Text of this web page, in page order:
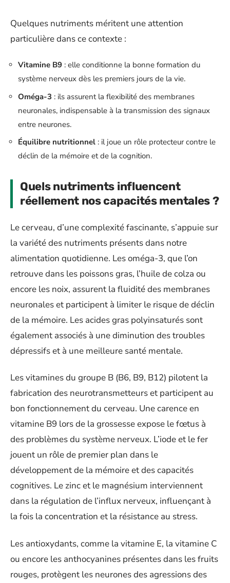
Quelques nutriments méritent une attention
particulière dans ce contexte :
Vitamine B9 : elle conditionne la bonne formation du
système nerveux dès les premiers jours de la vie.
Oméga-3 : ils assurent la flexibilité des membranes
neuronales, indispensable à la transmission des signaux
entre neurones.
Équilibre nutritionnel : il joue un rôle protecteur contre le
déclin de la mémoire et de la cognition.
Quels nutriments influencent
réellement nos capacités mentales ?
Le cerveau, d’une complexité fascinante, s’appuie sur
la variété des nutriments présents dans notre
alimentation quotidienne. Les oméga-3, que l’on
retrouve dans les poissons gras, l’huile de colza ou
encore les noix, assurent la fluidité des membranes
neuronales et participent à limiter le risque de déclin
de la mémoire. Les acides gras polyinsaturés sont
également associés à une diminution des troubles
dépressifs et à une meilleure santé mentale.
Les vitamines du groupe B (B6, B9, B12) pilotent la
fabrication des neurotransmetteurs et participent au
bon fonctionnement du cerveau. Une carence en
vitamine B9 lors de la grossesse expose le fœtus à
des problèmes du système nerveux. L’iode et le fer
jouent un rôle de premier plan dans le
développement de la mémoire et des capacités
cognitives. Le zinc et le magnésium interviennent
dans la régulation de l’influx nerveux, influençant à
la fois la concentration et la résistance au stress.
Les antioxydants, comme la vitamine E, la vitamine C
ou encore les anthocyanines présentes dans les fruits
rouges, protègent les neurones des agressions des